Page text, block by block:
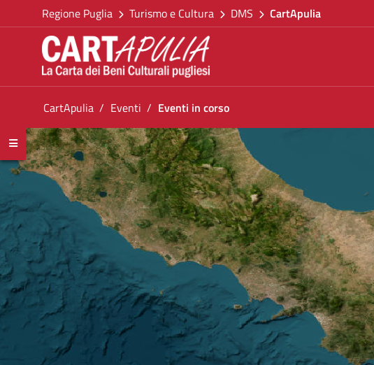
Salta al contenuto
Torna alla homepage
Vai al menu di navigazione
Vai ai contenuti
Vai al footer
Regione Puglia Turismo e Cultura DMS CartApulia
Ti trovi in:
CartApulia Eventi Eventi in corso
Eventi in corso